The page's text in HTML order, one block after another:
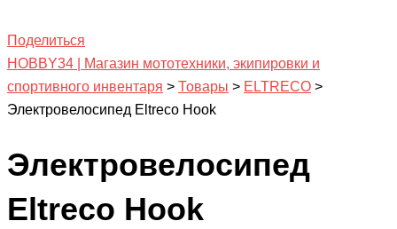
Поделиться
HOBBY34 | Магазин мототехники, экипировки и
спортивного инвентаря > Товары > ELTRECO >
Электровелосипед Eltreco Hook
Электровелосипед
Eltreco Hook